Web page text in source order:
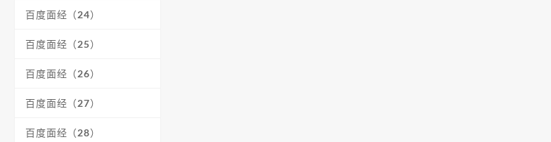
百度面经（24）
百度面经（25）
百度面经（26）
百度面经（27）
百度面经（28）